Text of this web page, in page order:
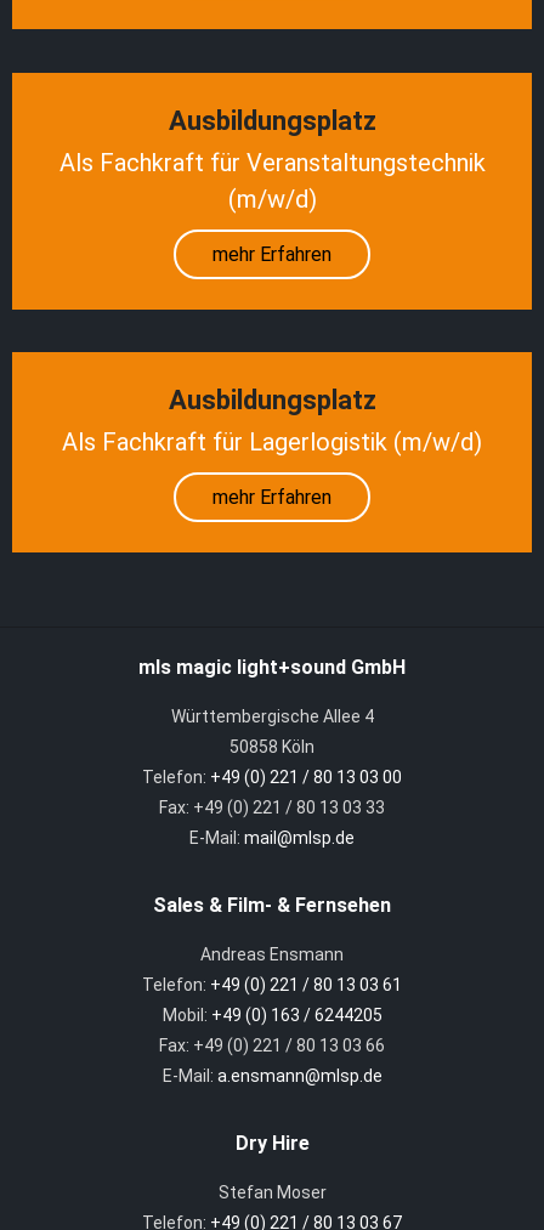
Ausbildungsplatz
Als Fachkraft für Veranstaltungstechnik
(m/w/d)
mehr Erfahren
Ausbildungsplatz
Als Fachkraft für Lagerlogistik (m/w/d)
mehr Erfahren
mls magic light+sound GmbH
Württembergische Allee 4
50858 Köln
Telefon: +49 (0) 221 / 80 13 03 00
Fax: +49 (0) 221 / 80 13 03 33
E-Mail: mail@mlsp.de
Sales & Film- & Fernsehen
Andreas Ensmann
Telefon: +49 (0) 221 / 80 13 03 61
Mobil: +49 (0) 163 / 6244205
Fax: +49 (0) 221 / 80 13 03 66
E-Mail: a.ensmann@mlsp.de
Dry Hire
Stefan Moser
Telefon: +49 (0) 221 / 80 13 03 67